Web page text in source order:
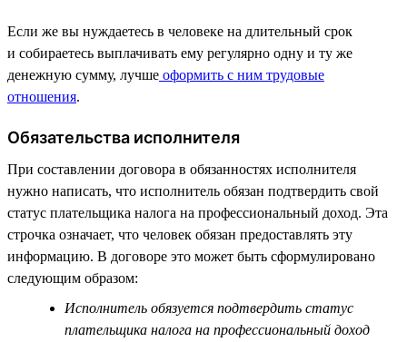
Если же вы нуждаетесь в человеке на длительный срок
и собираетесь выплачивать ему регулярно одну и ту же
денежную сумму, лучше оформить с ним трудовые
отношения.
Обязательства исполнителя
При составлении договора в обязанностях исполнителя
нужно написать, что исполнитель обязан подтвердить свой
статус плательщика налога на профессиональный доход. Эта
строчка означает, что человек обязан предоставлять эту
информацию. В договоре это может быть сформулировано
следующим образом:
Исполнитель обязуется подтвердить статус
плательщика налога на профессиональный доход